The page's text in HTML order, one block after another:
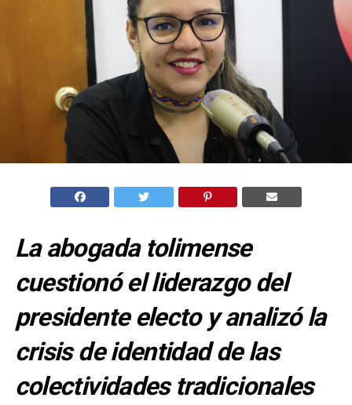
La abogada tolimense
cuestionó el liderazgo del
presidente electo y analizó la
crisis de identidad de las
colectividades tradicionales